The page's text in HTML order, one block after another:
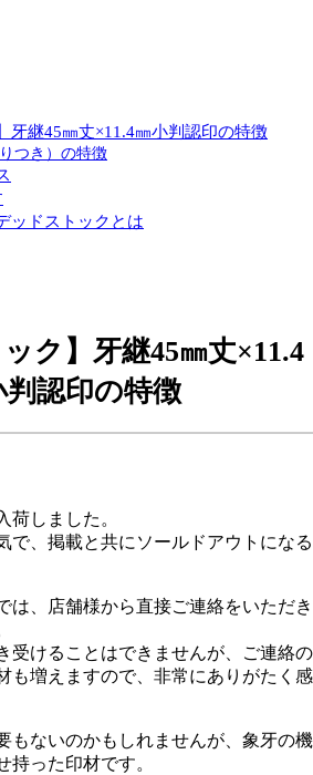
牙継45㎜丈×11.4㎜小判認印の特徴
つき）の特徴
ッドストックとは
ク】牙継45㎜丈×11.4
判認印の特徴
荷しました。
で、掲載と共にソールドアウトになる
は、店舗様から直接ご連絡をいただき
受けることはできませんが、ご連絡の
も増えますので、非常にありがたく感
もないのかもしれませんが、象牙の機
持った印材です。